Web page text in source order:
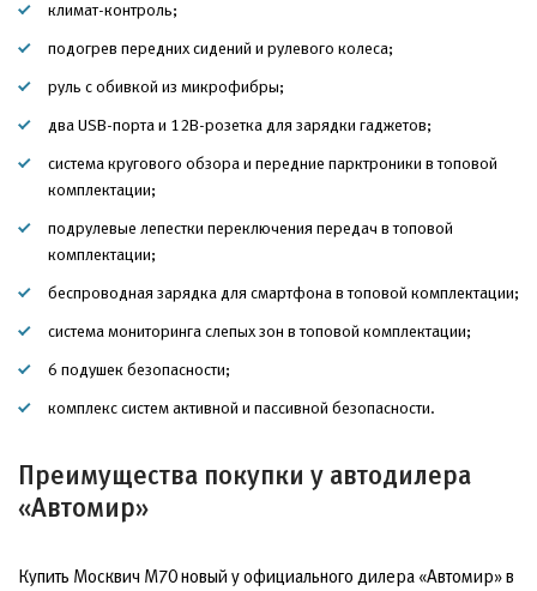
климат-контроль;
подогрев передних сидений и рулевого колеса;
руль с обивкой из микрофибры;
два USB-порта и 12В-розетка для зарядки гаджетов;
система кругового обзора и передние парктроники в топовой
комплектации;
подрулевые лепестки переключения передач в топовой
комплектации;
беспроводная зарядка для смартфона в топовой комплектации;
система мониторинга слепых зон в топовой комплектации;
6 подушек безопасности;
комплекс систем активной и пассивной безопасности.
Преимущества покупки у автодилера
«Автомир»
Купить Москвич М70 новый у официального дилера «Автомир» в